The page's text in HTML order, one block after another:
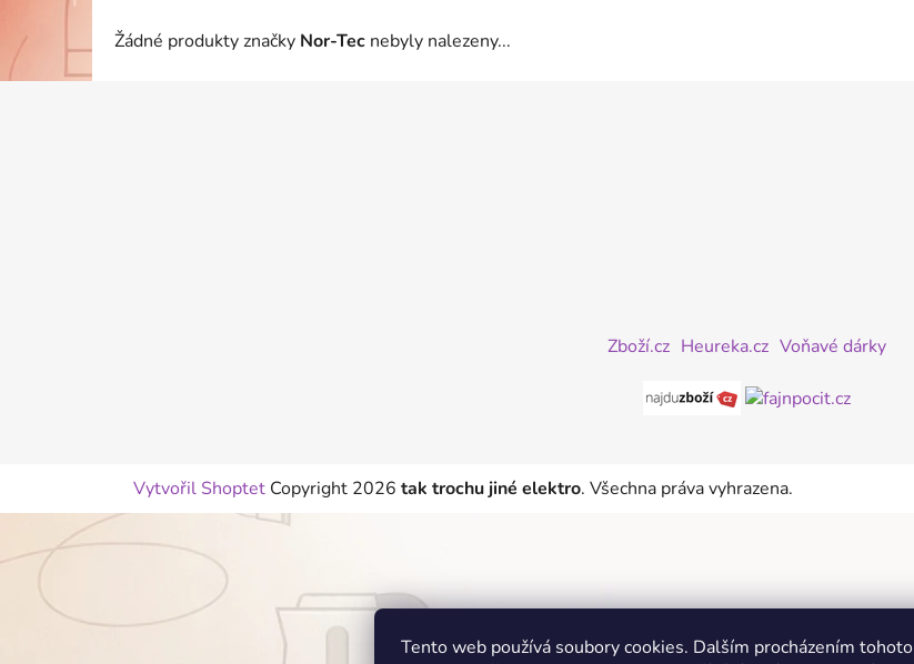
Tento web používá soubory cookies. Dalším procházením tohoto
Žádné produkty značky Nor-Tec nebyly nalezeny...
Zboží.cz Heureka.cz Voňavé dárky
Vytvořil Shoptet Copyright 2026 tak trochu jiné elektro. Všechna práva vyhrazena.